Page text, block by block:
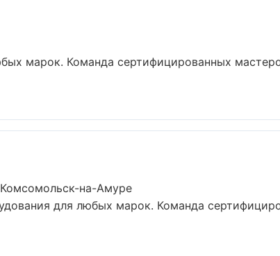
марок. Команда сертифицированных
на-Амуре
для любых марок. Команда